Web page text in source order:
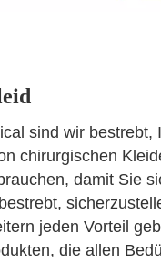
sind wir
chirurgischen
damit Sie
jeden Vorteil
die allen